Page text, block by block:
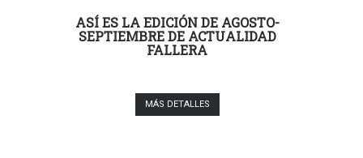
ASÍ ES LA EDICIÓN DE AGOSTO-
SEPTIEMBRE DE ACTUALIDAD
FALLERA
MÁS DETALLES